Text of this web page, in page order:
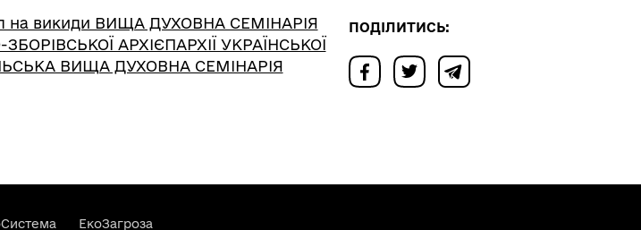
на викиди ВИЩА ДУХОВНА СЕМІНАРІЯ
АРХІЄПАРХІЇ УКРАЇНСЬКОЇ
ВИЩА ДУХОВНА СЕМІНАРІЯ
ПОДІЛИТИСЬ:
ЕкоЗагроза